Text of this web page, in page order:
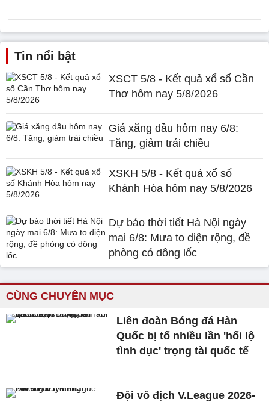
Tin nổi bật
XSCT 5/8 - Kết quả xổ số Cần
Thơ hôm nay 5/8/2026
Giá xăng dầu hôm nay 6/8:
Tăng, giảm trái chiều
XSKH 5/8 - Kết quả xổ số
Khánh Hòa hôm nay 5/8/2026
Dự báo thời tiết Hà Nội ngày
mai 6/8: Mưa to diện rộng, đề
phòng có dông lốc
CÙNG CHUYÊN MỤC
Liên đoàn Bóng đá Hàn
Quốc bị tố nhiều lần 'hối lộ
tình dục' trọng tài quốc tế
Đội vô địch V.League 2026-